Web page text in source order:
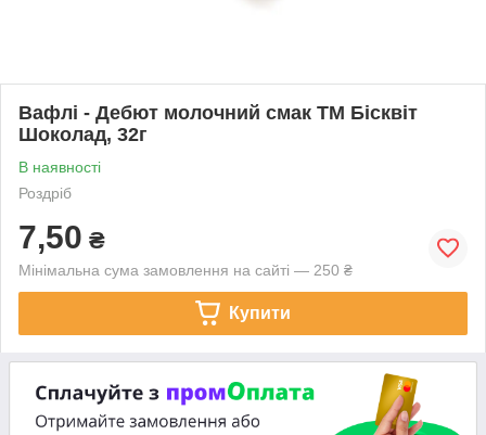
Вафлі - Дебют молочний смак ТМ Бісквіт
Шоколад, 32г
В наявності
Роздріб
7,50 ₴
Мінімальна сума замовлення на сайті — 250 ₴
Купити